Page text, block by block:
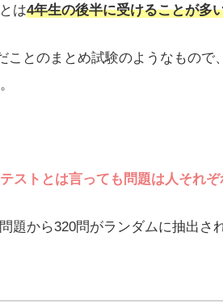
は4年生の後半に受けることが多
ことのまとめ試験のようなもので、
ストとは言っても問題は人それぞ
題から320問がランダムに抽出さ